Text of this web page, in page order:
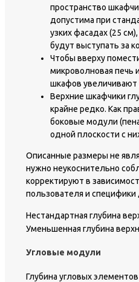
пространство
допустима при
узких фасадах (25
будут выступать за
Чтобы вверху
микроволновая печь
шкафов увеличивают
Верхние шкафчики
крайне редко. Как
боковые модули
одной плоскости с
Описанные размеры не
нужно неукоснительно
корректируют в
пользователя и
Нестандартная глубина
Уменьшенная глубина
Угловые модули
Глубина угловых